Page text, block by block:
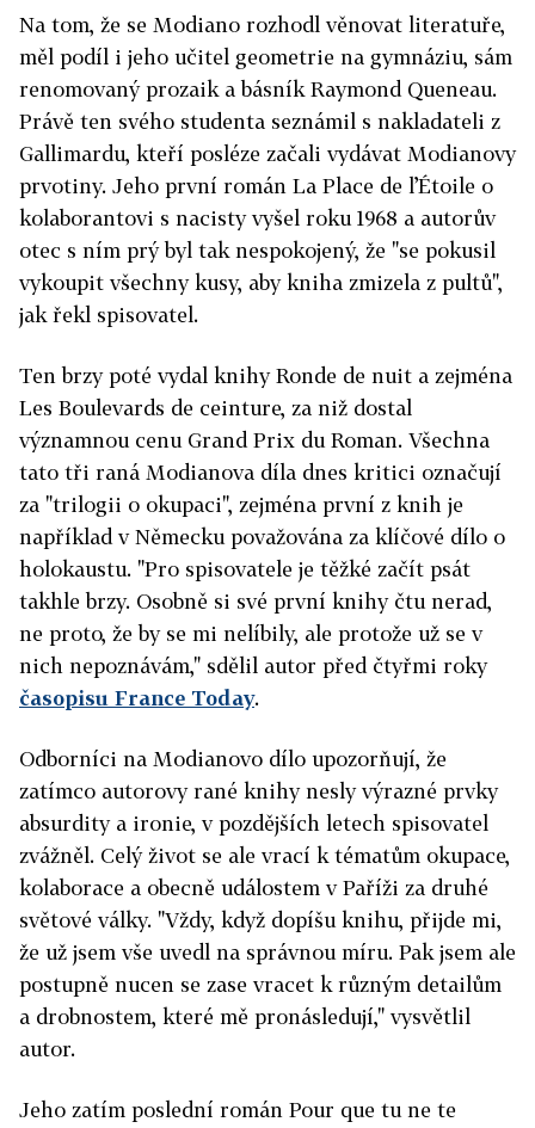
Na tom, že se Modiano rozhodl věnovat literatuře,
měl podíl i jeho učitel geometrie na gymnáziu, sám
renomovaný prozaik a básník Raymond Queneau.
Právě ten svého studenta seznámil s nakladateli z
Gallimardu, kteří posléze začali vydávat Modianovy
prvotiny. Jeho první román La Place de l’Étoile o
kolaborantovi s nacisty vyšel roku 1968 a autorův
otec s ním prý byl tak nespokojený, že "se pokusil
vykoupit všechny kusy, aby kniha zmizela z pultů",
jak řekl spisovatel.
Ten brzy poté vydal knihy Ronde de nuit a zejména
Les Boulevards de ceinture, za niž dostal
významnou cenu Grand Prix du Roman. Všechna
tato tři raná Modianova díla dnes kritici označují
za "trilogii o okupaci", zejména první z knih je
například v Německu považována za klíčové dílo o
holokaustu. "Pro spisovatele je těžké začít psát
takhle brzy. Osobně si své první knihy čtu nerad,
ne proto, že by se mi nelíbily, ale protože už se v
nich nepoznávám," sdělil autor před čtyřmi roky
časopisu France Today.
Odborníci na Modianovo dílo upozorňují, že
zatímco autorovy rané knihy nesly výrazné prvky
absurdity a ironie, v pozdějších letech spisovatel
zvážněl. Celý život se ale vrací k tématům okupace,
kolaborace a obecně událostem v Paříži za druhé
světové války. "Vždy, když dopíšu knihu, přijde mi,
že už jsem vše uvedl na správnou míru. Pak jsem ale
postupně nucen se zase vracet k různým detailům
a drobnostem, které mě pronásledují," vysvětlil
autor.
Jeho zatím poslední román Pour que tu ne te